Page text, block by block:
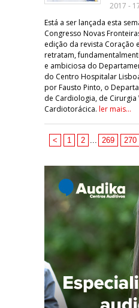
2017 -
Está a ser lançada esta
Congresso Novas
edição da revista Coração
retratam,
e ambiciosa do
do Centro Hospitalar
por Fausto Pinto, o
de Cardiologia, de Cirurgia
Cardiotorácica. ler mais...
< 1 2 269 270